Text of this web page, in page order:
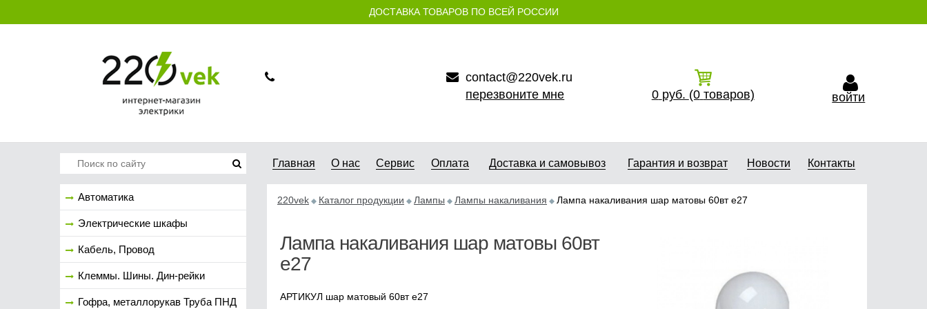
ДОСТАВКА ТОВАРОВ ПО ВСЕЙ РОССИИ
contact@220vek.ru
перезвоните мне
0 руб. (0 товаров) войти
Автоматика
Электрические шкафы
Кабель, Провод
Клеммы. Шины. Дин-рейки
Гофра, металлорукав Труба ПНД
Главная О нас Сервис Оплата Доставка и самовывоз Гарантия и возврат Новости Контакты
220vek Каталог продукции Лампы Лампы накаливания Лампа накаливания шар матовы 60вт е27
Лампа накаливания шар матовы 60вт
е27
АРТИКУЛ шар матовый 60вт е27